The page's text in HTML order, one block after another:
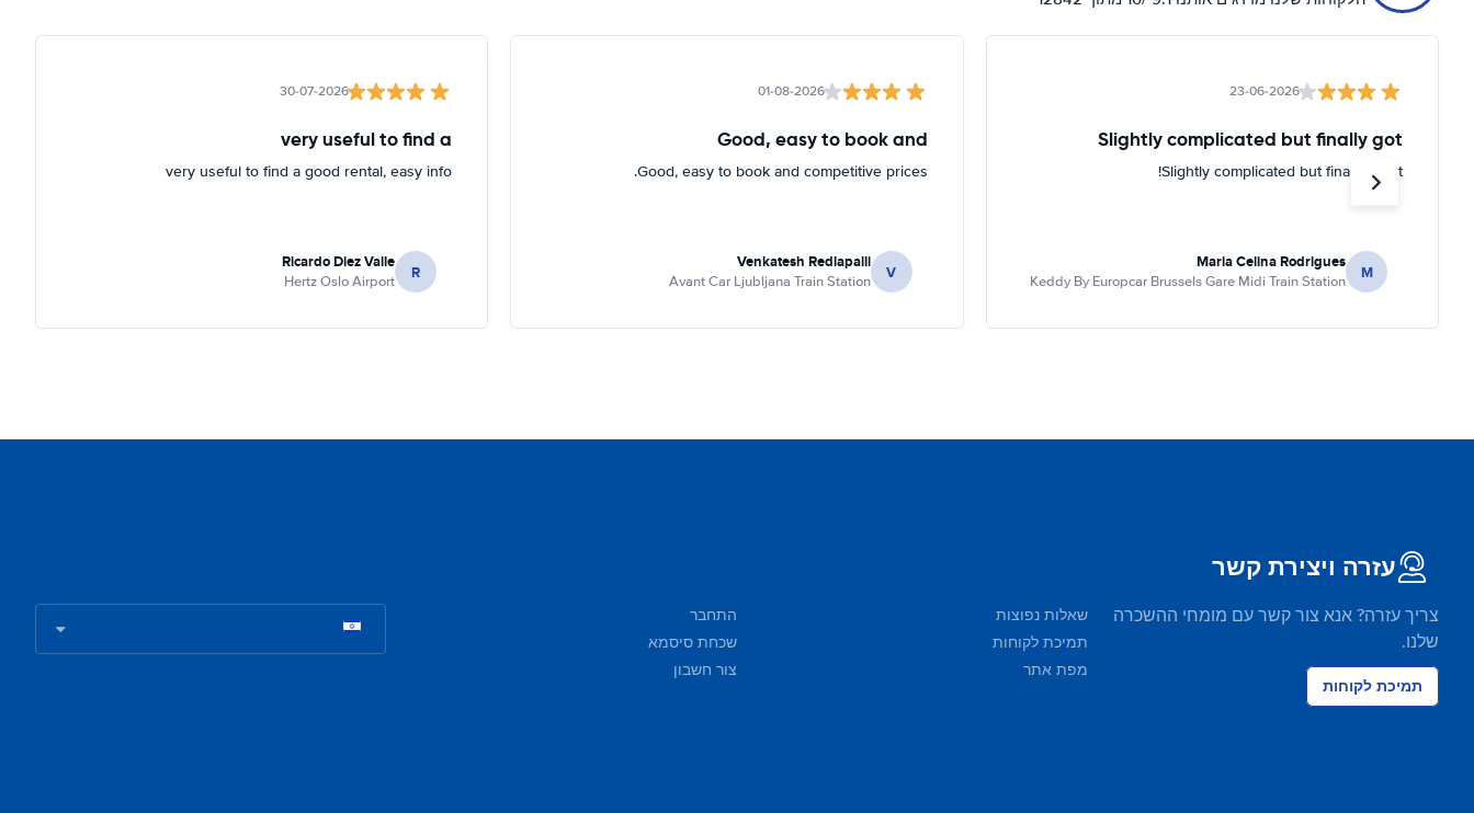
23-06-2026
Slightly complicated but finally got
Slightly complicated but finally got it!
M
Maria Celina Rodrigues
Keddy By Europcar Brussels Gare Midi Train Station
01-08-2026
Good, easy to book and
Good, easy to book and competitive prices.
V
Venkatesh Redlapalli
Avant Car Ljubljana Train Station
30-07-2026
very useful to find a
very useful to find a good rental, easy info
R
Ricardo Diez Valle
Hertz Oslo Airport
עזרה ויצירת קשר
צריך עזרה? אנא צור קשר עם מומחי ההשכרה
שלנו.
תמיכת לקוחות
שאלות נפוצות
תמיכת לקוחות
מפת אתר
התחבר
שכחת סיסמא
צור חשבון